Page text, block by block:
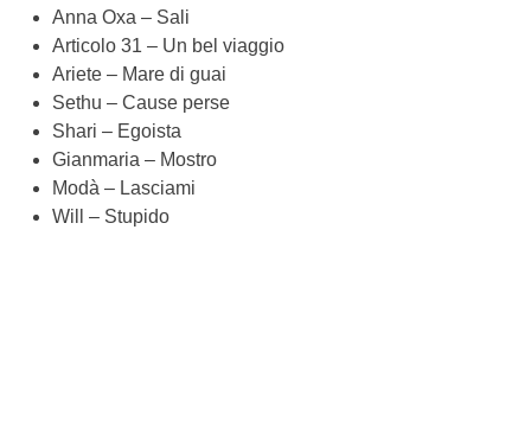
Anna Oxa – Sali
Articolo 31 – Un bel viaggio
Ariete – Mare di guai
Sethu – Cause perse
Shari – Egoista
Gianmaria – Mostro
Modà – Lasciami
Will – Stupido